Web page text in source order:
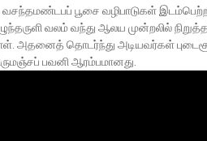
பூசை வழிபாடுகள்
வலம் வந்து ஆலய முன்றலில்
அதனைத் தொடர்ந்து அடியவர்கள்
பவனி ஆரம்பமானது.